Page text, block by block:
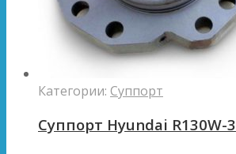
Категории: Суппорт
Суппорт Hyundai R130W-3